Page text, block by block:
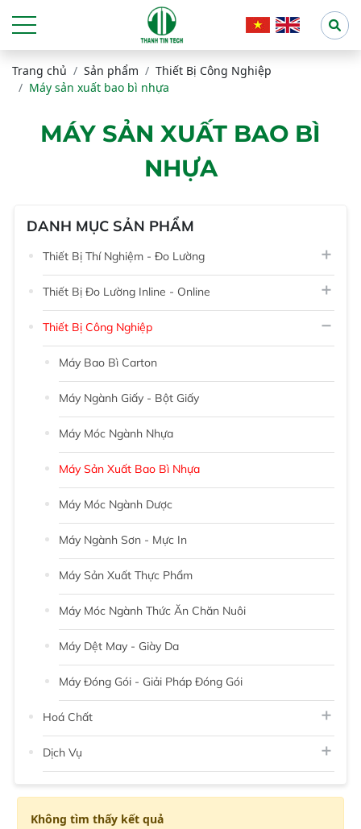
Trang chủ Sản phẩm
Thiết Bị Công Nghiệp
Máy sản xuất bao bì nhựa
MÁY SẢN XUẤT BAO BÌ
NHỰA
DANH MỤC SẢN PHẨM
Thiết Bị Thí Nghiệm - Đo Lường
Thiết Bị Đo Lường Inline - Online
Thiết Bị Công Nghiệp
Máy Bao Bì Carton
Máy Ngành Giấy - Bột Giấy
Máy Móc Ngành Nhựa
Máy Sản Xuất Bao Bì Nhựa
Máy Móc Ngành Dược
Máy Ngành Sơn - Mực In
Máy Sản Xuất Thực Phẩm
Máy Móc Ngành Thức Ăn Chăn Nuôi
Máy Dệt May - Giày Da
Máy Đóng Gói - Giải Pháp Đóng Gói
Hoá Chất
Dịch Vụ
Không tìm thấy kết quả